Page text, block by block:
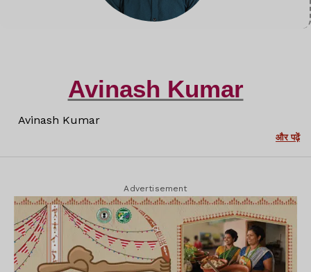
Avinash Kumar
Avinash Kumar
और पढ़ें
Advertisement